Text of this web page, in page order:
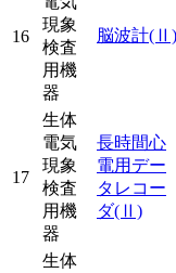
16
現象
検査
用機
器
脳波計(Ⅱ)
17
生体
電気
現象
検査
用機
器
長時間心
電用デー
タレコー
ダ(Ⅱ)
生体